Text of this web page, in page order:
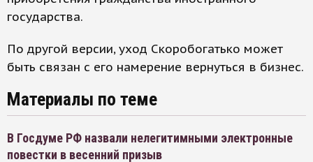
государства.
По другой версии, уход Скоробогатько может
быть связан с его намерение вернуться в бизнес.
Материалы по теме
В Госдуме РФ назвали нелегитимными электронные
повестки в весенний призыв